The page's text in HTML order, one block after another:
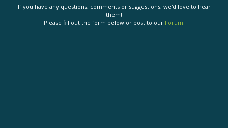
If you have any questions, comments or suggestions, we'd love to hear
them!
Please fill out the form below or post to our Forum.